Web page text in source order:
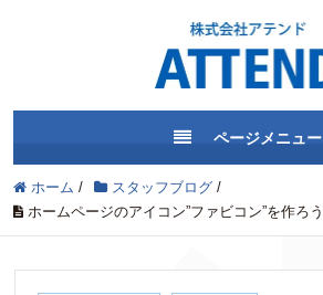
ページメニュー
ホーム / スタッフブログ /
ホームページのアイコン”ファビコン”を作ろう